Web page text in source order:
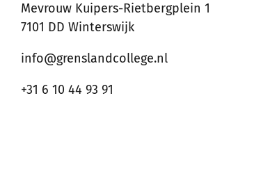
Mevrouw Kuipers-Rietbergplein 1
7101 DD Winterswijk
info@grenslandcollege.nl
+31 6 10 44 93 91